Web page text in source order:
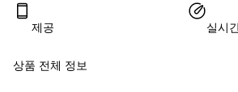
제공 실시
상품 전체 정보